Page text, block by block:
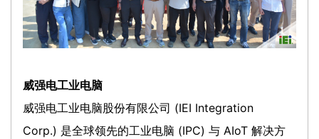
威强电工业电脑
威强电工业电脑股份有限公司 (IEI Integration
Corp.) 是全球领先的工业电脑 (IPC) 与 AIoT 解决方